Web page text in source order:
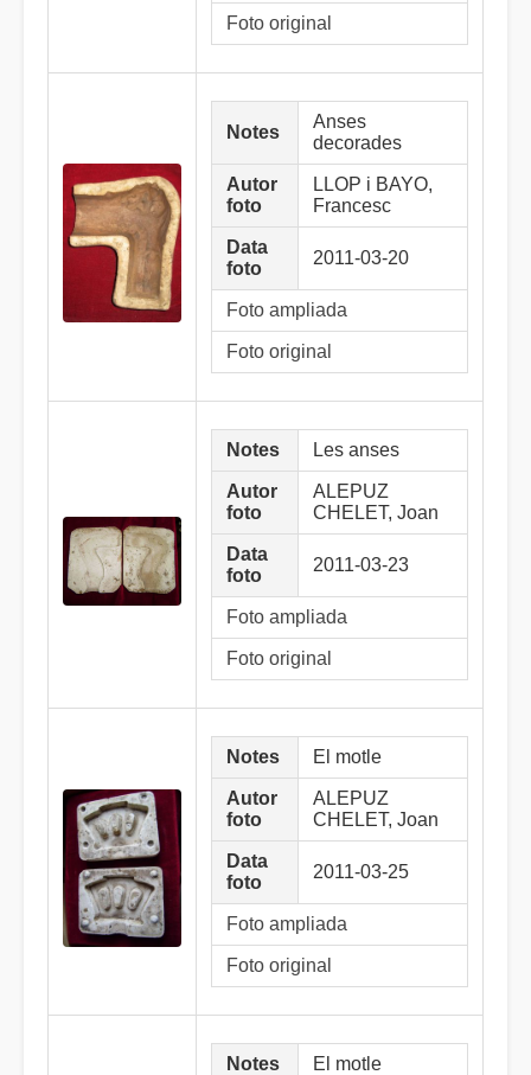
Foto original
Notes
Anses
decorades
Autor
foto
LLOP i BAYO,
Francesc
Data
foto
2011-03-20
Foto ampliada
Foto original
Notes Les anses
Autor
foto
ALEPUZ
CHELET, Joan
Data
foto
2011-03-23
Foto ampliada
Foto original
Notes El motle
Autor
foto
ALEPUZ
CHELET, Joan
Data
foto
2011-03-25
Foto ampliada
Foto original
Notes El motle